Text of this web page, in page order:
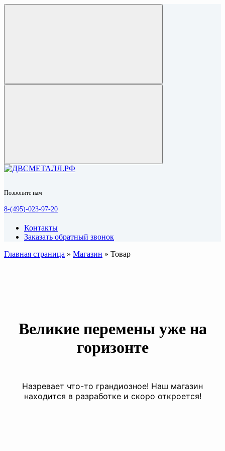
Позвоните нам
8-(495)-023-97-20
Контакты
Заказать обратный звонок
Главная страница » Магазин » Товар
Великие перемены уже на
горизонте
Назревает что-то грандиозное! Наш магазин
находится в разработке и скоро откроется!